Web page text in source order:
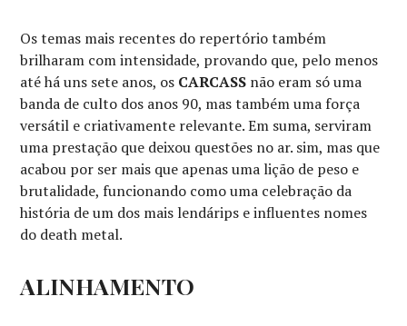
Os temas mais recentes do repertório também
brilharam com intensidade, provando que, pelo menos
até há uns sete anos, os CARCASS não eram só uma
banda de culto dos anos 90, mas também uma força
versátil e criativamente relevante. Em suma, serviram
uma prestação que deixou questões no ar. sim, mas que
acabou por ser mais que apenas uma lição de peso e
brutalidade, funcionando como uma celebração da
história de um dos mais lendárips e influentes nomes
do death metal.
ALINHAMENTO